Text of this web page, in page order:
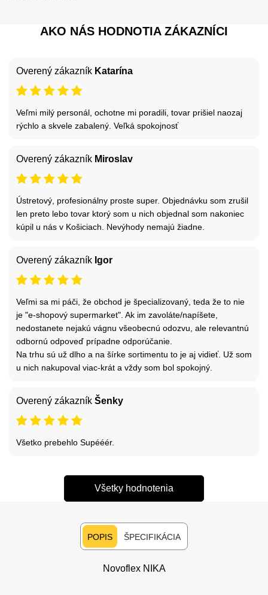
AKO NÁS HODNOTIA ZÁKAZNÍCI
Overený zákazník Katarína
Veľmi milý personál, ochotne mi poradili, tovar prišiel naozaj
rýchlo a skvele zabalený. Veľká spokojnosť
Overený zákazník Miroslav
Ústretový, profesionálny proste super. Objednávku som zrušil
len preto lebo tovar ktorý som u nich objednal som nakoniec
kúpil u nás v Košiciach. Nevýhody nemajú žiadne.
Overený zákazník Igor
Veľmi sa mi páči, že obchod je špecializovaný, teda že to nie
je "e-shopový supermarket". Ak im zavoláte/napíšete,
nedostanete nejakú vágnu všeobecnú odozvu, ale relevantnú
odbornú odpoveď prípadne odporúčanie.
Na trhu sú už dlho a na šírke sortimentu to je aj vidieť. Už som
u nich nakupoval viac-krát a vždy som bol spokojný.
Overený zákazník Šenky
Všetko prebehlo Supééér.
Všetky hodnotenia
POPIS ŠPECIFIKÁCIA
Novoflex NIKA